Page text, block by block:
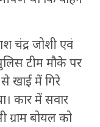
चंद्र जोशी एवं
टीम मौके पर
से खाई में गिरे
कार में सवार
ग्राम बोयल को